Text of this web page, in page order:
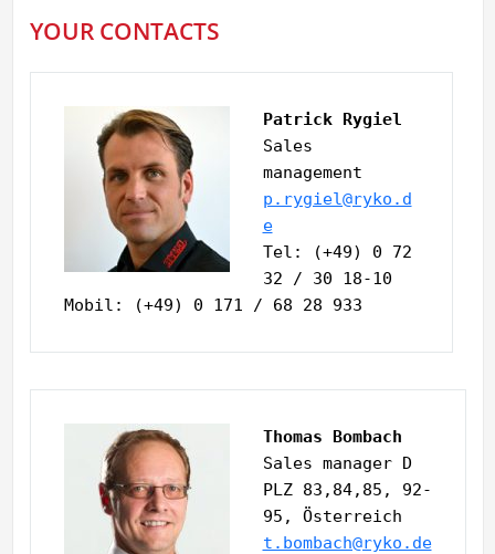
YOUR CONTACTS
Patrick Rygiel
Sales
management
p.rygiel@ryko.d
e
Tel: (+49) 0 72
32 / 30 18-10
Mobil: (+49) 0 171 / 68 28 933
Thomas Bombach
Sales manager D
PLZ 83,84,85, 92-
95, Österreich
t.bombach@ryko.de